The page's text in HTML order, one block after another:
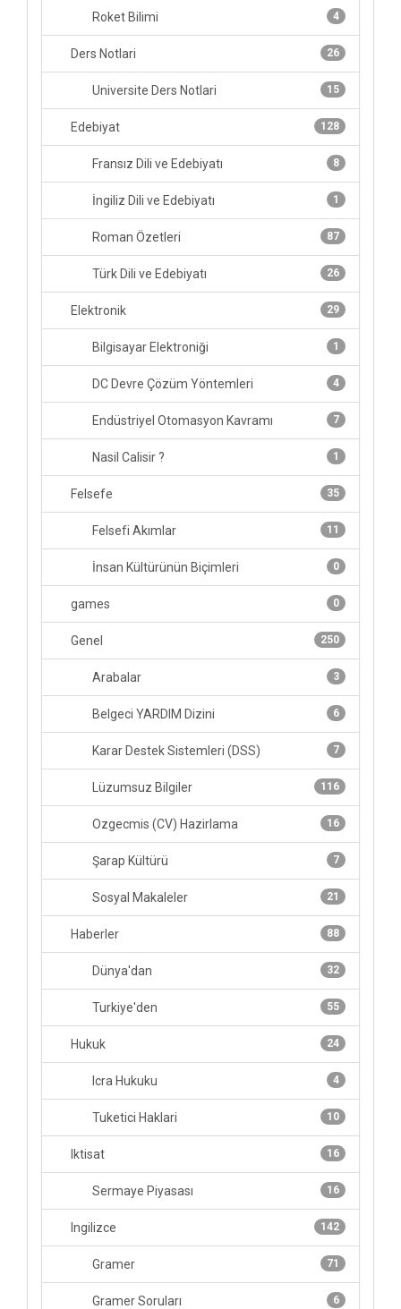
4
Roket Bilimi
26
Ders Notlari
15
Universite Ders Notlari
128
Edebiyat
8
Fransız Dili ve Edebiyatı
1
İngiliz Dili ve Edebiyatı
87
Roman Özetleri
26
Türk Dili ve Edebiyatı
29
Elektronik
1
Bilgisayar Elektroniği
4
DC Devre Çözüm Yöntemleri
7
Endüstriyel Otomasyon Kavramı
1
Nasil Calisir ?
35
Felsefe
11
Felsefi Akımlar
0
İnsan Kültürünün Biçimleri
0
games
250
Genel
3
Arabalar
6
Belgeci YARDIM Dizini
7
Karar Destek Sistemleri (DSS)
116
Lüzumsuz Bilgiler
16
Ozgecmis (CV) Hazirlama
7
Şarap Kültürü
21
Sosyal Makaleler
88
Haberler
32
Dünya'dan
55
Turkiye'den
24
Hukuk
4
Icra Hukuku
10
Tuketici Haklari
16
Iktisat
16
Sermaye Piyasası
142
Ingilizce
71
Gramer
6
Gramer Soruları